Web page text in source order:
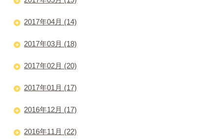
2017年04月 (14)
2017年03月 (18)
2017年02月 (20)
2017年01月 (17)
2016年12月 (17)
2016年11月 (22)